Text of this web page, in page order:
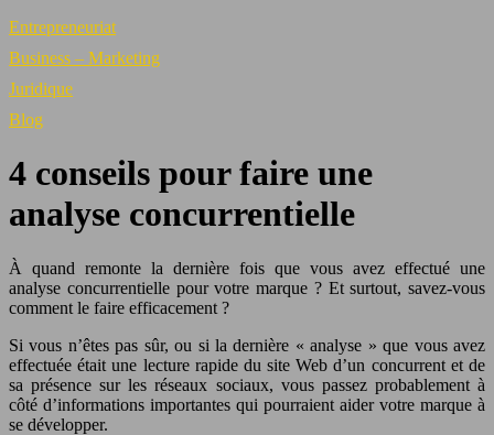
Entrepreneuriat
Business – Marketing
Juridique
Blog
4 conseils pour faire une
analyse concurrentielle
À quand remonte la dernière fois que vous avez effectué une
analyse concurrentielle pour votre marque ? Et surtout, savez-vous
comment le faire efficacement ?
Si vous n’êtes pas sûr, ou si la dernière « analyse » que vous avez
effectuée était une lecture rapide du site Web d’un concurrent et de
sa présence sur les réseaux sociaux, vous passez probablement à
côté d’informations importantes qui pourraient aider votre marque à
se développer.